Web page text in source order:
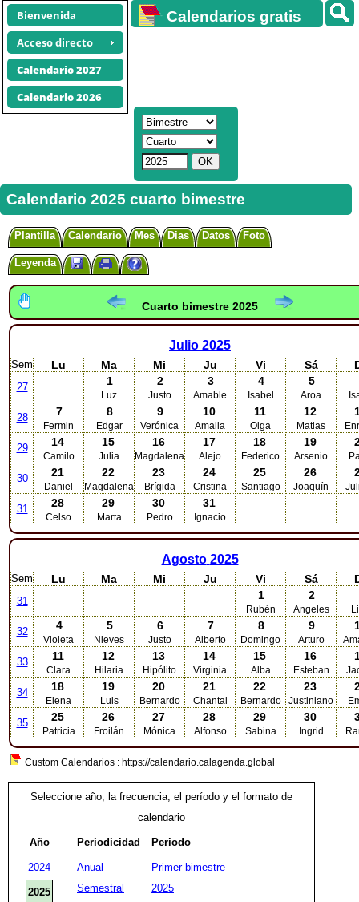
Bienvenida
Acceso directo
Calendario 2027
Calendario 2026
Calendarios gratis
Calendario 2025 cuarto bimestre
Plantilla Calendario Mes Dias Datos Foto
Leyenda
Cuarto bimestre 2025
Julio 2025
Sem Lu Ma Mi Ju Vi Sá
27 1
Luz
2
Justo
3
Amable
4
Isabel
5
Aroa
28 7
Fermin
8
Edgar
9
Verónica
10
Amalia
11
Olga
12
Matias
29 14
Camilo
15
Julia
16
Magdalena
17
Alejo
18
Federico
19
Arsenio
30 21
Daniel
22
Magdalena
23
Brígida
24
Cristina
25
Santiago
26
Joaquín
31 28
Celso
29
Marta
30
Pedro
31
Ignacio
Agosto 2025
Sem Lu Ma Mi Ju Vi Sá
31 1
Rubén
2
Angeles
32 4
Violeta
5
Nieves
6
Justo
7
Alberto
8
Domingo
9
Arturo
33 11
Clara
12
Hilaria
13
Hipólito
14
Virginia
15
Alba
16
Esteban
34 18
Elena
19
Luis
20
Bernardo
21
Chantal
22
Bernardo
23
Justiniano
35 25
Patricia
26
Froilán
27
Mónica
28
Alfonso
29
Sabina
30
Ingrid
Custom Calendarios : https://calendario.calagenda.global
Seleccione año, la frecuencia, el período y el formato de
calendario
Año
2024
2025
Periodicidad
Anual
Semestral
Periodo
Primer bimestre
2025